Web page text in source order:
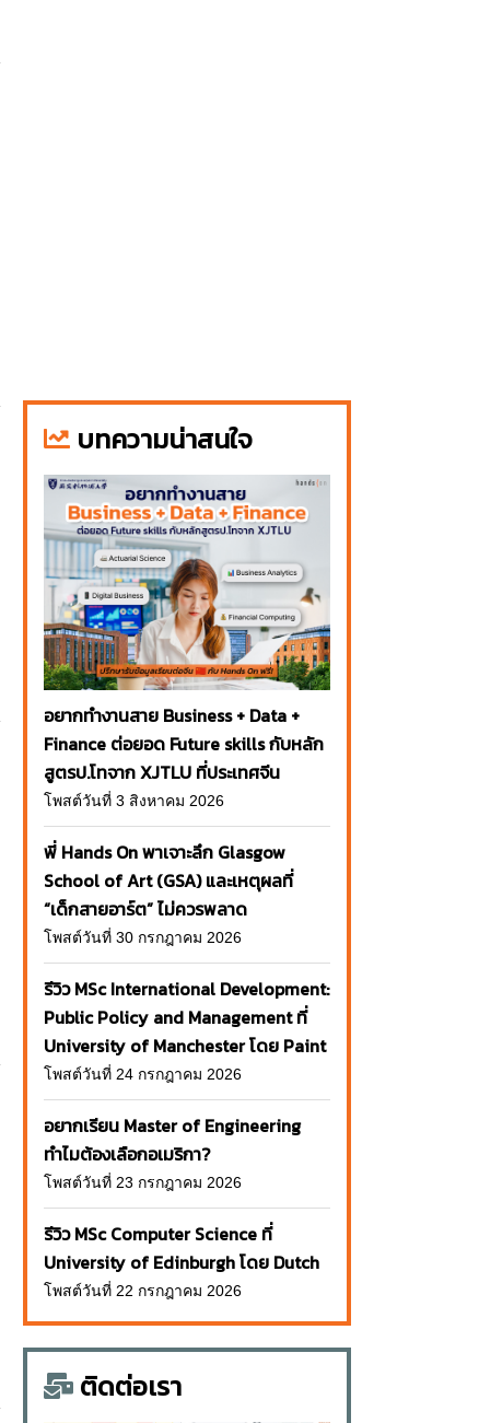
บทความน่าสนใจ
อยากทำงานสาย Business + Data +
Finance ต่อยอด Future skills กับหลัก
สูตรป.โทจาก XJTLU ที่ประเทศจีน
โพสต์วันที่ 3 สิงหาคม 2026
พี่ Hands On พาเจาะลึก Glasgow
School of Art (GSA) และเหตุผลที่
“เด็กสายอาร์ต” ไม่ควรพลาด
โพสต์วันที่ 30 กรกฎาคม 2026
รีวิว MSc International Development:
Public Policy and Management ที่
University of Manchester โดย Paint
โพสต์วันที่ 24 กรกฎาคม 2026
อยากเรียน Master of Engineering
ทำไมต้องเลือกอเมริกา?
โพสต์วันที่ 23 กรกฎาคม 2026
รีวิว MSc Computer Science ที่
University of Edinburgh โดย Dutch
โพสต์วันที่ 22 กรกฎาคม 2026
ติดต่อเรา